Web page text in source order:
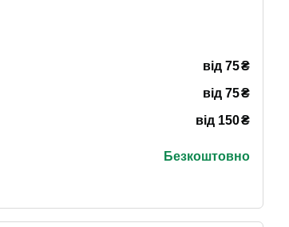
від 75₴
від 75₴
від 150₴
Безкоштовно